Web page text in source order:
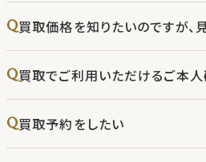
買取価格を知りたいのですが、
買取でご利用いただけるご本
買取予約をしたい